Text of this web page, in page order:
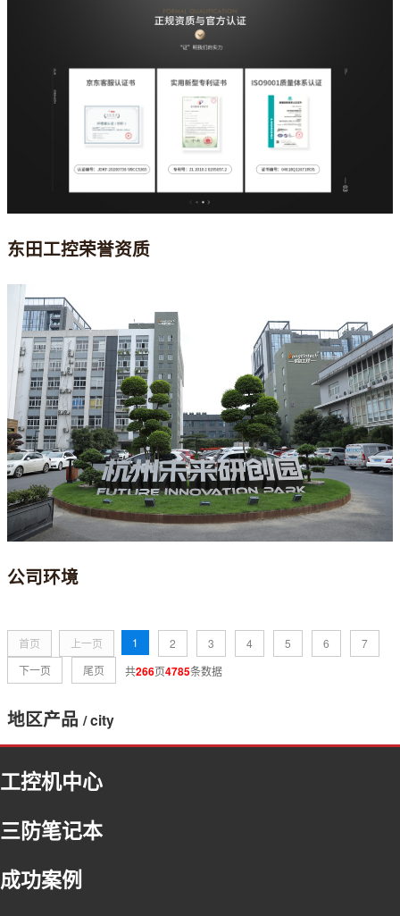
工控机中心
三防笔记本
成功案例
东田工控荣誉资质
公司环境
首页 上一页 1 2 3 4 5 6
7
下一页
尾页 共266页4785条数据
地区产品/ city
福建
浙江
北京
河北
内蒙古
吉林